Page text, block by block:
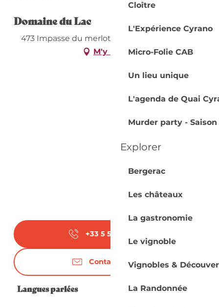
Cloître
L'Expérience Cyrano
Micro-Folie CAB
Un lieu unique
L'agenda de Quai
Murder party - Saison
Explorer
Bergerac
Les châteaux
La gastronomie
Le vignoble
Vignobles &
La Randonnée
Domaine du Lac
473 Impasse du merlot, Le lac, 24130 Ginestet
M'y rendre
+33 5 53 57 45
Contactez-nous
Langues parlées
Langues parlées